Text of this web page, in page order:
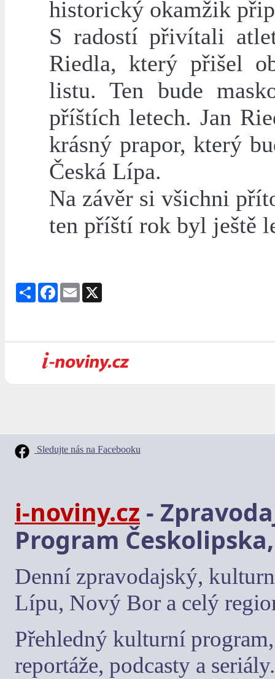
historický okamžik
S radostí přivítali
Riedla, který přišel
listu. Ten bude
příštích letech. Jan
krásný prapor, který
Česká Lípa.
Na závěr si všichni
ten příští rok byl ještě
Share Facebook
Email
Sledujte nás na Facebooku
i-noviny.cz -
Program
Denní zpravodajský,
Lípu, Nový Bor a celý
Přehledný kulturní
reportáže, podcasty a seriály.